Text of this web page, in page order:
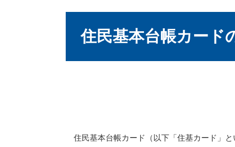
住民基本台帳カード
住民基本台帳カード（以下「住基カード」